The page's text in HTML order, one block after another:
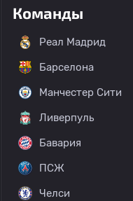
Команды
Реал Мадрид
Барселона
Манчестер Сити
Ливерпуль
Бавария
ПСЖ
Челси